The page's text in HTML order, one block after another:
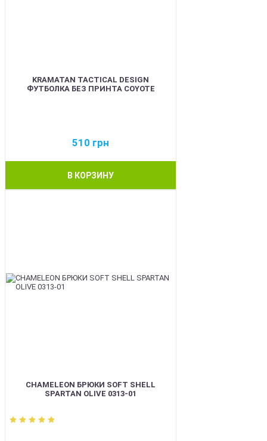
KRAMATAN TACTICAL DESIGN
ФУТБОЛКА БЕЗ ПРИНТА COYOTE
510 грн
В КОРЗИНУ
CHAMELEON БРЮКИ SOFT SHELL
SPARTAN OLIVE 0313-01